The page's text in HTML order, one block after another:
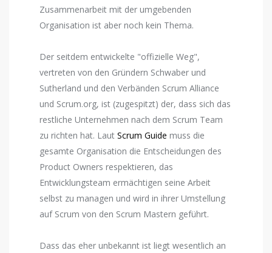
Zusammenarbeit mit der umgebenden
Organisation ist aber noch kein Thema.
Der seitdem entwickelte "offizielle Weg",
vertreten von den Gründern Schwaber und
Sutherland und den Verbänden Scrum Alliance
und Scrum.org, ist (zugespitzt) der, dass sich das
restliche Unternehmen nach dem Scrum Team
zu richten hat. Laut Scrum Guide muss die
gesamte Organisation die Entscheidungen des
Product Owners respektieren, das
Entwicklungsteam ermächtigen seine Arbeit
selbst zu managen und wird in ihrer Umstellung
auf Scrum von den Scrum Mastern geführt.
Dass das eher unbekannt ist liegt wesentlich an